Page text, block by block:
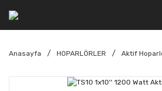
Anasayfa HOPARLÖRLER Aktif